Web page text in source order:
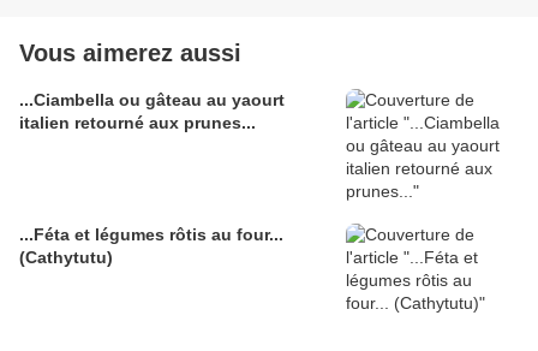
Vous aimerez aussi
...Ciambella ou gâteau au yaourt
italien retourné aux prunes...
...Féta et légumes rôtis au four...
(Cathytutu)